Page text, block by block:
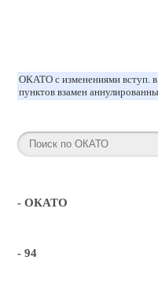
ОКАТО с изменениями вступ.
пунктов взамен
- ОКАТО
- 94